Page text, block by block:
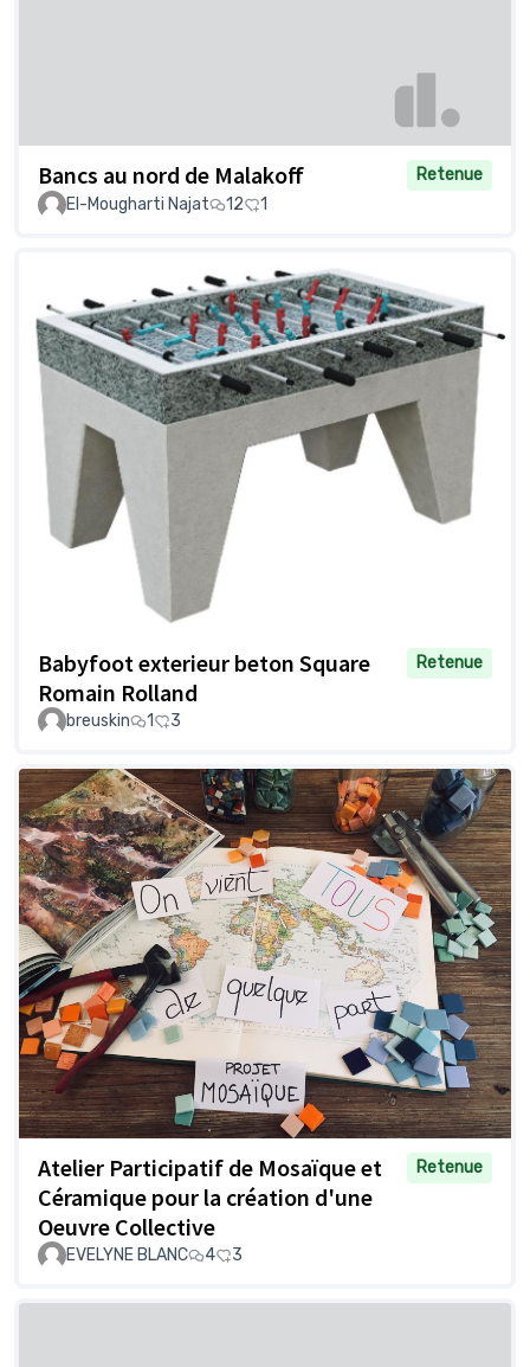
Bancs au nord de Malakoff
Retenue
El-Mougharti Najat
12 1
Babyfoot exterieur beton Square
Romain Rolland
Retenue
breuskin 1 3
Atelier Participatif de Mosaïque et
Céramique pour la création d'une
Oeuvre Collective
Retenue
EVELYNE BLANC 4 3